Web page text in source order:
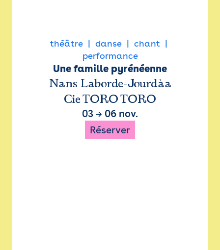
théâtre danse
chant
performance
Une famille pyrénéenne
Nans Laborde-Jourdàa
Cie TORO TORO
03 → 06 nov.
Réserver